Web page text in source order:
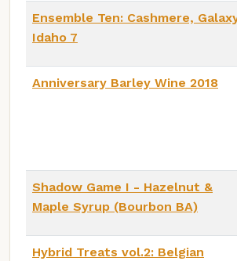
Ensemble Ten: Cashmere,
Idaho 7
Anniversary Barley Wine 2018
Shadow Game I - Hazelnut &
Maple Syrup (Bourbon BA)
Hybrid Treats vol.2: Belgian